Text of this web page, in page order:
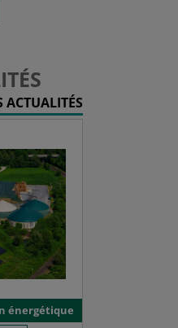
ACTUALITÉS
énergétique